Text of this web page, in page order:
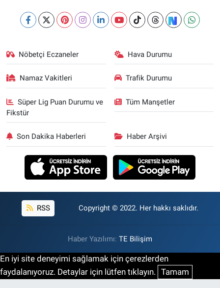
Nöbetçi Eczaneler Hava Durumu
Namaz Vakitleri Trafik Durumu
Süper Lig Puan Durumu ve
Fikstür
Tüm Manşetler
Son Dakika Haberleri Haber Arşivi
RSS Copyright © 2022. Her hakkı saklıdır.
Haber Yazılımı: TE Bilişim
En iyi site deneyimi sağlamak için çerezlerden
faydalanıyoruz. Detaylar için lütfen tıklayın. Tamam